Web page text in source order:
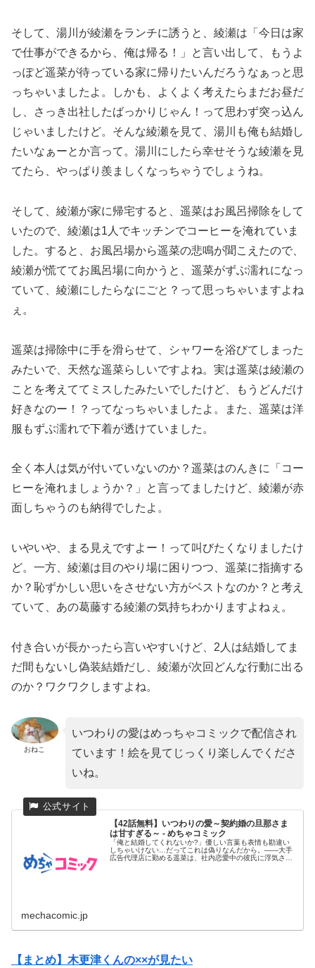
そして、湯川が綾瀬をランチに誘うと、綾瀬は「今日は家
で仕事ができるから、俺は帰る！」と言い出して、もうよ
っぽど遥菜が待っている家に帰りたいんだろうなぁっと思
っちゃいましたよ。しかも、よくよく考えたらまだお昼だ
し、さっき出社したばっかりじゃん！って思わず突っ込ん
じゃいましたけど。そんな綾瀬を見て、湯川も俺も結婚し
たいなぁーとか言って。湯川にしたら幸せそうな綾瀬を見
てたら、やっぱり羨ましくなっちゃうでしょうね。
そして、綾瀬が家に帰宅すると、遥菜はお風呂掃除をして
いたので、綾瀬は1人でキッチンでコーヒーを淹れていま
した。すると、お風呂場から遥菜の悲鳴が聞こえたので、
綾瀬が慌ててお風呂場に向かうと、遥菜がずぶ濡れになっ
ていて、綾瀬にしたらなにごと？って思っちゃいますよね
ぇ。
遥菜は掃除中に手を滑らせて、シャワーを浴びてしまった
みたいで、天然な遥菜らしいですよね。実は遥菜は綾瀬の
ことを考えててミスしたみたいでしたけど、もうどんだけ
好きなのー！？ってなっちゃいましたよ。また、遥菜は洋
服もずぶ濡れで下着が透けていました。
全く本人は気が付いていないのか？遥菜はのんきに「コー
ヒーを淹れましょうか？」と言ってましたけど、綾瀬が赤
面しちゃうのも納得でしたよ。
いやいや、まる見えですよー！って叫びたくなりましたけ
ど。一方、綾瀬は目のやり場に困りつつ、遥菜に指摘する
か？恥ずかしい思いをさせない方がベストなのか？と考え
ていて、あの葛藤する綾瀬の気持ちわかりますよねぇ。
付き合いが長かったら言いやすいけど、2人は結婚してま
だ間もないし偽装結婚だし、綾瀬が次回どんな行動に出る
のか？ワクワクしますよね。
おねこ
いつわりの愛はめっちゃコミックで配信され
ています！絵を見てじっくり楽しんでくださ
いね。
【42話無料】いつわりの愛～契約婚の旦那さま
は甘すぎる～ - めちゃコミック
「俺と結婚してくれないか?」優しい言葉も表情も勘違い
しちゃいけない…だってこれは偽りなんだから。――大手
広告代理店に勤める遥菜は、社内恋愛中の彼氏に浮気さ
mechacomic.jp
【まとめ】木更津くんの××が見たい